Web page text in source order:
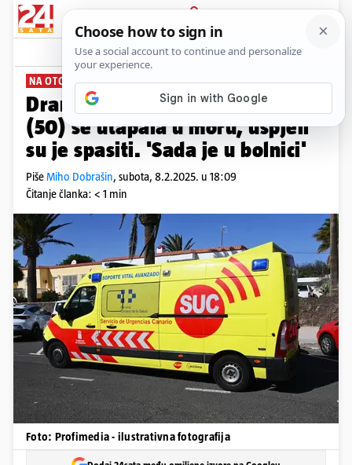
PRIJAVA
News Komentari
NA OTOKU GRAN CANARIA
Drama na Kanarima: Hrvatica
(50) se utapala u moru, uspjeli
su je spasiti. 'Sada je u bolnici'
PišeMiho Dobrašin, subota, 8.2.2025. u 18:09
Čitanje članka: < 1 min
Foto: Profimedia - ilustrativna fotografija